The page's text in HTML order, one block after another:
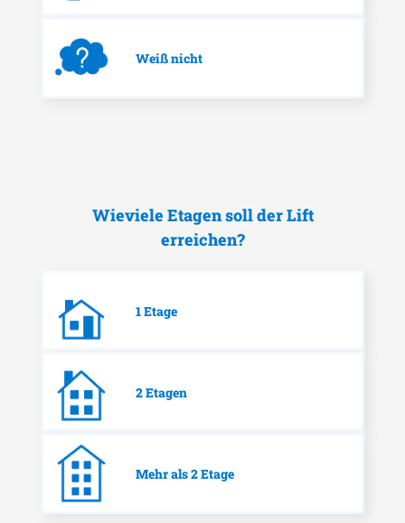
Weiß nicht
Wieviele Etagen soll der Lift
erreichen?
1 Etage
2 Etagen
Mehr als 2 Etage